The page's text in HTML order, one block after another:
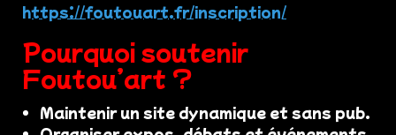
https://foutouart.fr/inscription/
Pourquoi soutenir
Foutou’art ?
Maintenir un site dynamique et sans pub.